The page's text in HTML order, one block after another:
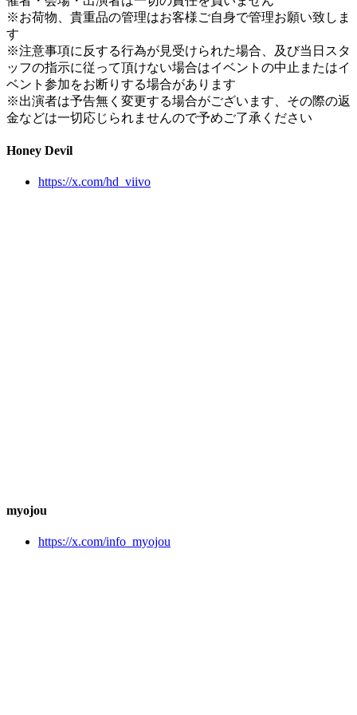
※お荷物、貴重品の管理はお客様ご自身で管理お願い致しま
す
※注意事項に反する行為が見受けられた場合、及び当日スタ
ッフの指示に従って頂けない場合はイベントの中止またはイ
ベント参加をお断りする場合があります
※出演者は予告無く変更する場合がございます、その際の返
金などは一切応じられませんので予めご了承ください
Honey Devil
https://x.com/hd_viivo
myojou
https://x.com/info_myojou